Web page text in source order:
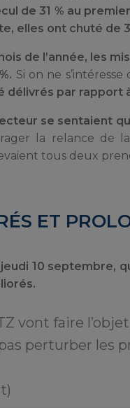
de 31 % au
elles ont chuté de
de l’année, les
Si on ne
par rapport
se sentaient
la relance de
tous deux
ET
10 septembre,
vont faire
perturber les